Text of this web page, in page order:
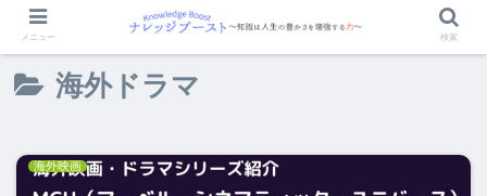
海外ドラマ
海外映画
メニュー 検索